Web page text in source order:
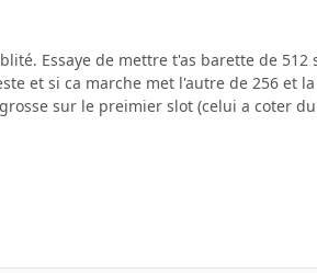
Essaye de mettre t'as barette de 512
et si ca marche met l'autre de 256 et
sur le preimier slot (celui a coter